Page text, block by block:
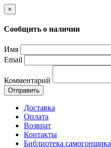
×
Сообщить о наличии
Имя
Email
Комментарий
Отправить
Доставка
Оплата
Возврат
Контакты
Библиотека самогонщика